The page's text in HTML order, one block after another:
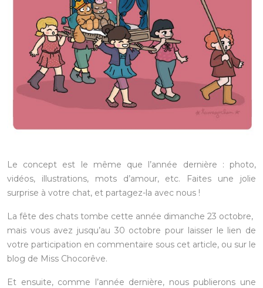
Le concept est le même que l’année dernière : photo,
vidéos, illustrations, mots d’amour, etc. Faites une jolie
surprise à votre chat, et partagez-la avec nous !
La fête des chats tombe cette année dimanche 23 octobre,
mais vous avez jusqu’au 30 octobre pour laisser le lien de
votre participation en commentaire sous cet article, ou sur le
blog de Miss Chocorêve.
Et ensuite, comme l’année dernière, nous publierons une